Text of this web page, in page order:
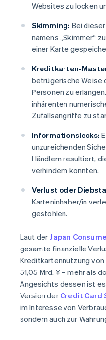
Websites zu locken
Skimming: Bei
namens „Skimmer“
einer Karte
Kreditkarten-
betrügerische Weise
Personen zu
inhärenten
Zufallsangriffe zu
Informationslecks:
unzureichenden
Händlern resultiert,
verhindern konnten.
Verlust oder
Karteninhaber/in
gestohlen.
Laut der Japan
gesamte finanzielle
Kreditkartennutzung
51,05 Mrd. ¥ – mehr als
Angesichts dessen ist
Version der Credit Card
im Interesse von
sondern auch zur